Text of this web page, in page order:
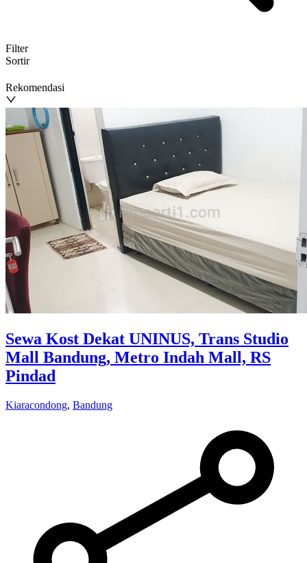
Filter
Sortir
Rekomendasi
Sewa Kost Dekat UNINUS, Trans Studio
Mall Bandung, Metro Indah Mall, RS
Pindad
Kiaracondong, Bandung